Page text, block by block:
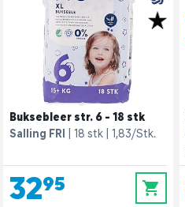
Buksebleer str. 6 - 18 stk
Salling FRI
18 stk 1,83/Stk.
32,95 0